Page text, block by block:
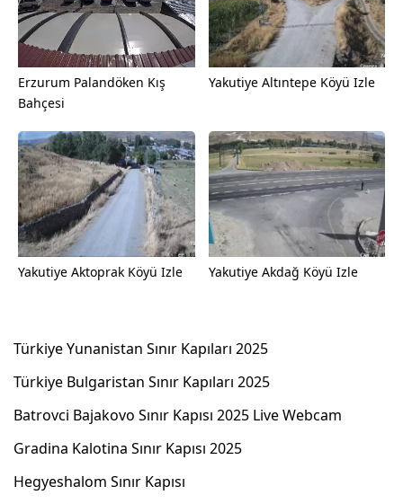
Erzurum Palandöken Kış
Bahçesi
Yakutiye Altıntepe Köyü Izle
Yakutiye Aktoprak Köyü Izle Yakutiye Akdağ Köyü Izle
Türkiye Yunanistan Sınır Kapıları 2025
Türkiye Bulgaristan Sınır Kapıları 2025
Batrovci Bajakovo Sınır Kapısı 2025 Live Webcam
Gradina Kalotina Sınır Kapısı 2025
Hegyeshalom Sınır Kapısı